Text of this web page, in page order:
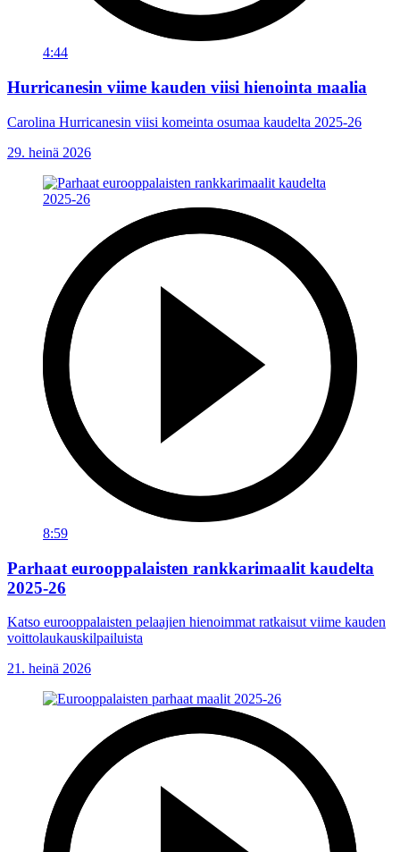
4:44
Hurricanesin viime kauden viisi hienointa maalia
Carolina Hurricanesin viisi komeinta osumaa kaudelta 2025-26
29. heinä 2026
8:59
Parhaat eurooppalaisten rankkarimaalit kaudelta
2025-26
Katso eurooppalaisten pelaajien hienoimmat ratkaisut viime kauden
voittolaukauskilpailuista
21. heinä 2026